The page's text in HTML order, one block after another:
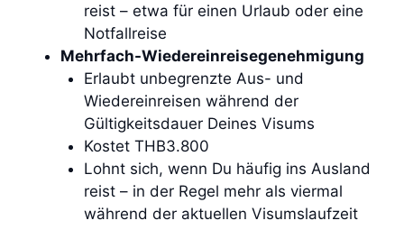
reist – etwa für einen Urlaub oder eine
Notfallreise
Mehrfach-Wiedereinreisegenehmigung
Erlaubt unbegrenzte Aus- und
Wiedereinreisen während der
Gültigkeitsdauer Deines Visums
Kostet THB3.800
Lohnt sich, wenn Du häufig ins Ausland
reist – in der Regel mehr als viermal
während der aktuellen Visumslaufzeit